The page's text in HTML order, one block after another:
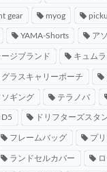
gear myog
YAMA-Shorts ア
ージブランド キュムラ
グラスキャリーポーチ
ソギング テラノバ
D5 ドリフターズスタ
フレームバッグ プ
ランドセルカバー